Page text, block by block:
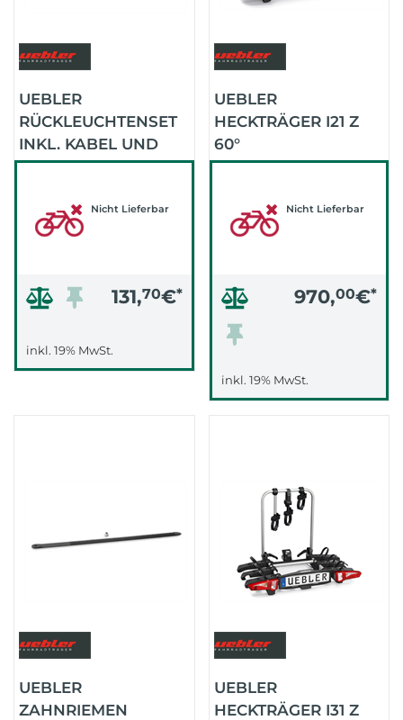
UEBLER
RÜCKLEUCHTENSET
INKL. KABEL UND
STECKER
Nicht Lieferbar
131,70€*
inkl. 19% MwSt.
UEBLER
HECKTRÄGER I21 Z
60°
JUBILÄUMSEDITION
Nicht Lieferbar
970,00€*
inkl. 19% MwSt.
UEBLER
ZAHNRIEMEN
UEBLER
HECKTRÄGER I31 Z